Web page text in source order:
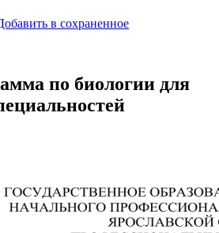
в сохраненное
по биологии для